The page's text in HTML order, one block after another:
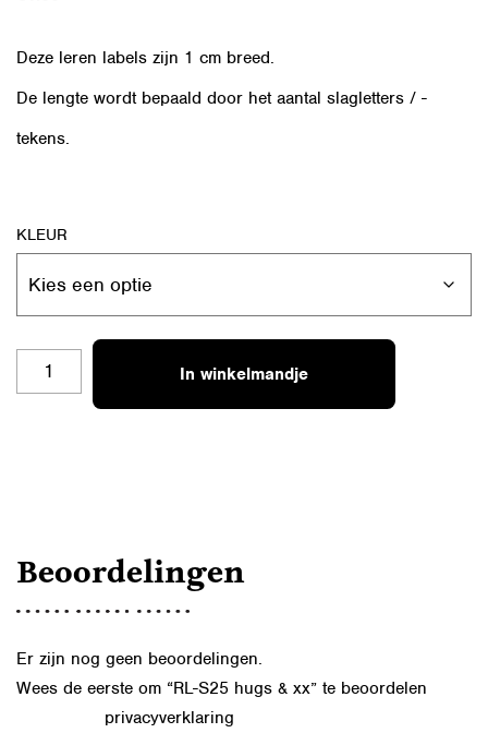
Deze leren labels zijn 1 cm breed.
De lengte wordt bepaald door het aantal slagletters / -
tekens.
KLEUR
In winkelmandje
Beoordelingen
Er zijn nog geen beoordelingen.
Wees de eerste om “RL-S25 hugs & xx” te beoordelen
privacyverklaring